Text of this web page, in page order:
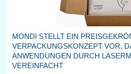
MONDI STELLT EIN
VERPACKUNGSKONZEPT VOR,
ANWENDUNGEN DURCH
VEREINFACHT